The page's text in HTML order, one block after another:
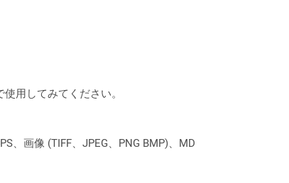
用してみてください。
、画像 (TIFF、JPEG、PNG BMP)、MD